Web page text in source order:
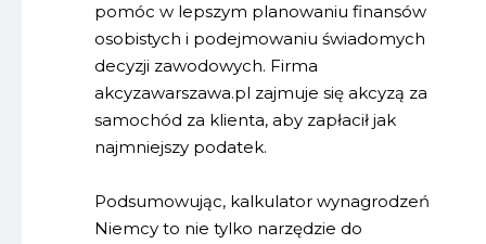
pomóc w lepszym planowaniu finansów
osobistych i podejmowaniu świadomych
decyzji zawodowych. Firma
akcyzawarszawa.pl zajmuje się akcyzą za
samochód za klienta, aby zapłacił jak
najmniejszy podatek.
Podsumowując, kalkulator wynagrodzeń
Niemcy to nie tylko narzędzie do